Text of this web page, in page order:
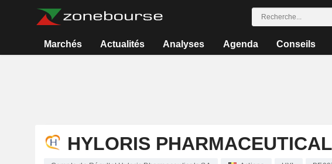
Marchés Actualités Analyses Agenda Conseils
HYLORIS